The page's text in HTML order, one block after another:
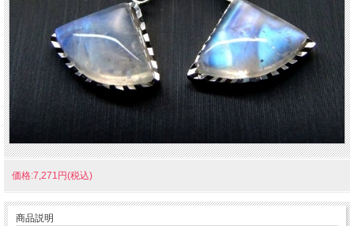
価格:7,271円(税込)
商品説明